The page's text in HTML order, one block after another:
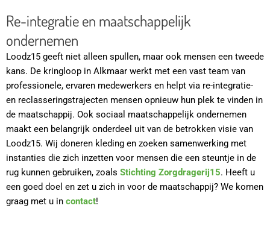
Re-integratie en maatschappelijk
ondernemen
Loodz15 geeft niet alleen spullen, maar ook mensen een tweede
kans. De kringloop in Alkmaar werkt met een vast team van
professionele, ervaren medewerkers en helpt via re-integratie-
en reclasseringstrajecten mensen opnieuw hun plek te vinden in
de maatschappij. Ook sociaal maatschappelijk ondernemen
maakt een belangrijk onderdeel uit van de betrokken visie van
Loodz15. Wij doneren kleding en zoeken samenwerking met
instanties die zich inzetten voor mensen die een steuntje in de
rug kunnen gebruiken, zoals Stichting Zorgdragerij15. Heeft u
een goed doel en zet u zich in voor de maatschappij? We komen
graag met u in contact!